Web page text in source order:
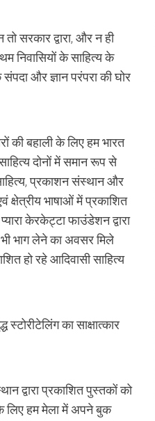
सरकार द्वारा, और न ही
निवासियों के साहित्य के
और ज्ञान परंपरा की घोर
बहाली के लिए हम भारत
दोनों में समान रूप से
प्रकाशन संस्थान और
क्षेत्रीय भाषाओं में प्रकाशित
केरकेट्टा फाउंडेशन द्वारा
भाग लेने का अवसर मिले
हो रहे आदिवासी साहित्य
का साक्षात्कार
द्वारा प्रकाशित पुस्तकों को
लिए हम मेला में अपने बुक